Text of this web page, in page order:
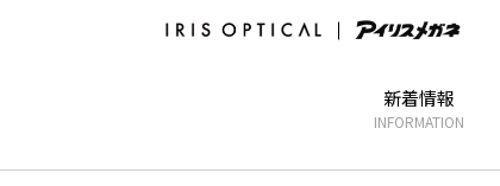
新着情報
INFORMATION